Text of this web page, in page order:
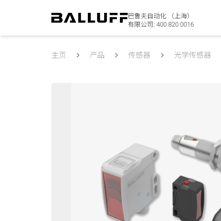
巴鲁夫自动化 （上海）
有限公司: 400 820 0016
主页 产品 传感器 光学传感器